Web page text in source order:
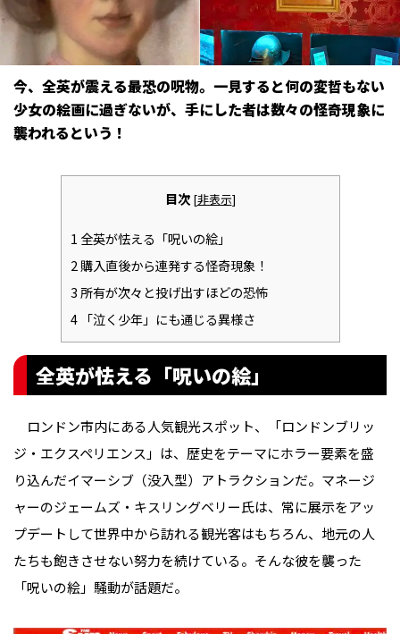
今、全英が震える最恐の呪物。一見すると何の変哲もない
少女の絵画に過ぎないが、手にした者は数々の怪奇現象に
襲われるという――！
目次 [非表示]
1 全英が怯える「呪いの絵」
2購入直後から連発する怪奇現象！
3所有が次々と投げ出すほどの恐怖
4「泣く少年」にも通じる異様さ
全英が怯える「呪いの絵」
ロンドン市内にある人気観光スポット、「ロンドンブリッ
ジ・エクスペリエンス」は、歴史をテーマにホラー要素を盛
り込んだイマーシブ（没入型）アトラクションだ。マネージ
ャーのジェームズ・キスリングベリー氏は、常に展示をアッ
プデートして世界中から訪れる観光客はもちろん、地元の人
たちも飽きさせない努力を続けている。そんな彼を襲った
「呪いの絵」騒動が話題だ。